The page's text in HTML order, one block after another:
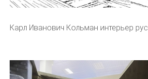
Карл Иванович Кольман интерьер